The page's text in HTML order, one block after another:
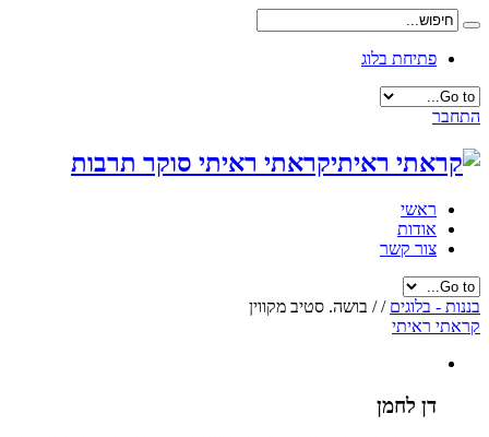
פתיחת בלוג
התחבר
קראתי ראיתי סוקר תרבות
ראשי
אודות
צור קשר
בננות - בלוגים /
/ בושה. סטיב מקווין
קראתי ראיתי
דן לחמן